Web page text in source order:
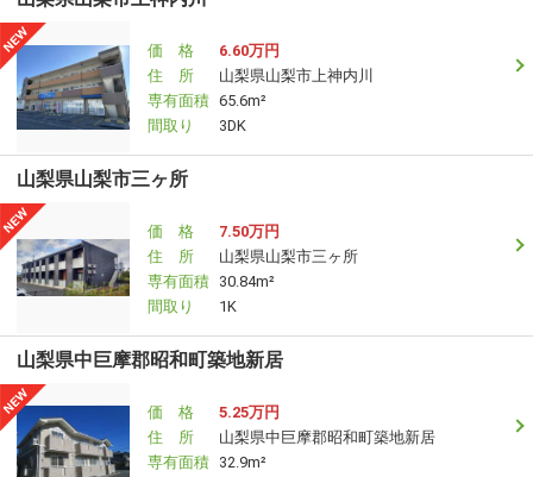
価 格
6.60万円
住 所
山梨県山梨市上神内川
専有面積 65.6m²
間取り
3DK
山梨県山梨市三ヶ所
価 格
7.50万円
住 所
山梨県山梨市三ヶ所
専有面積 30.84m²
間取り
1K
山梨県中巨摩郡昭和町築地新居
価 格
5.25万円
住 所
山梨県中巨摩郡昭和町築地新居
専有面積 32.9m²